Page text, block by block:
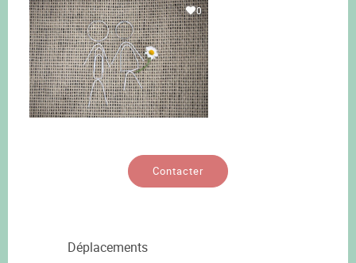
0
Contacter
Déplacements